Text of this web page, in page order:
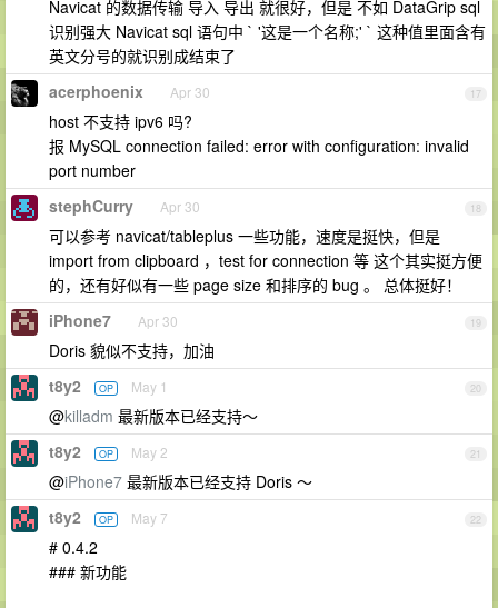
Navicat 的数据传输 导入 导出 就很好，但是 不如 DataGrip sql
识别强大 Navicat sql 语句中 ` '这是一个名称;' ` 这种值里面含有
英文分号的就识别成结束了
17
acerphoenix Apr 30
host 不支持 ipv6 吗?
报 MySQL connection failed: error with configuration: invalid
port number
18
stephCurry Apr 30
可以参考 navicat/tableplus 一些功能，速度是挺快，但是
import from clipboard ，test for connection 等 这个其实挺方便
的，还有好似有一些 page size 和排序的 bug 。 总体挺好！
19
iPhone7 Apr 30
Doris 貌似不支持，加油
20
t8y2 OP May 1
@killadm 最新版本已经支持～
21
t8y2 OP May 2
@iPhone7 最新版本已经支持 Doris ～
22
t8y2 OP May 7
# 0.4.2
### 新功能